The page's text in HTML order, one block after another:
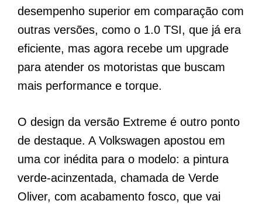
desempenho superior em comparação com
outras versões, como o 1.0 TSI, que já era
eficiente, mas agora recebe um upgrade
para atender os motoristas que buscam
mais performance e torque.
O design da versão Extreme é outro ponto
de destaque. A Volkswagen apostou em
uma cor inédita para o modelo: a pintura
verde-acinzentada, chamada de Verde
Oliver, com acabamento fosco, que vai